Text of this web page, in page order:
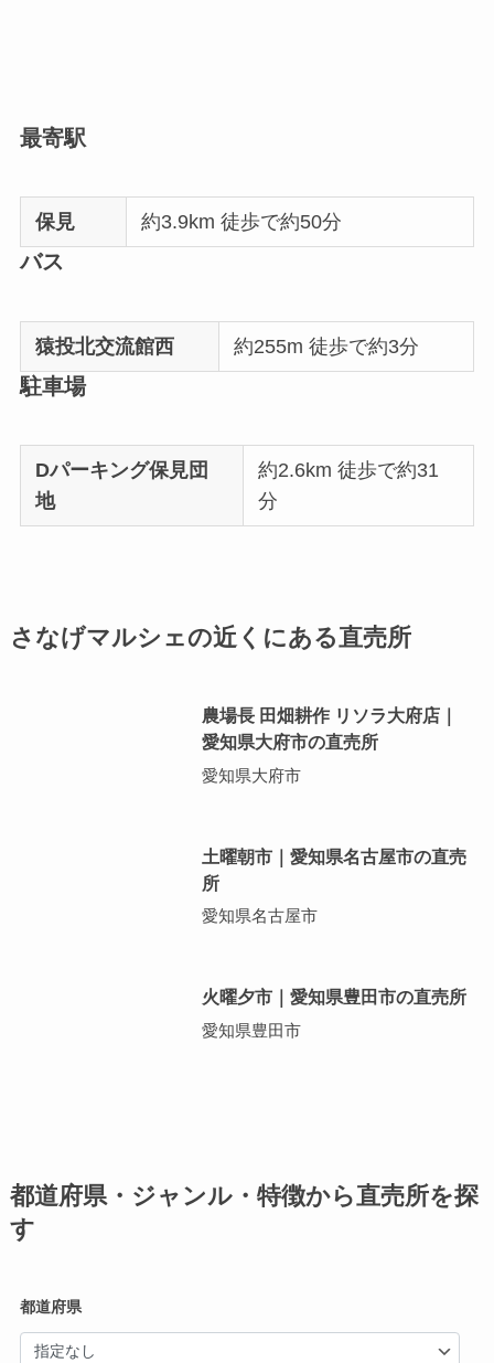
最寄駅
保見 約3.9km 徒歩で約50分
バス
猿投北交流館西 約255m 徒歩で約3分
駐車場
Dパーキング保見団
地
約2.6km 徒歩で約31
分
さなげマルシェの近くにある直売所
農場長 田畑耕作 リソラ大府店｜
愛知県大府市の直売所
愛知県大府市
土曜朝市｜愛知県名古屋市の直売
所
愛知県名古屋市
火曜夕市｜愛知県豊田市の直売所
愛知県豊田市
都道府県・ジャンル・特徴から直売所を探
す
都道府県